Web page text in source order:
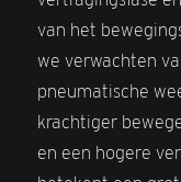
van het
we verwachten
pneumatische
krachtiger
en een hogere